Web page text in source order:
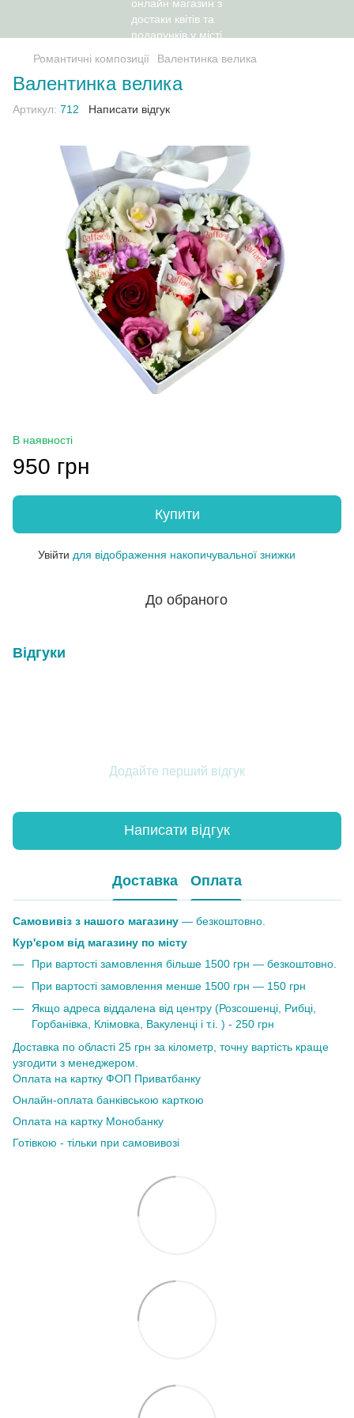
Романтичні композиції Валентинка велика
Валентинка велика
Артикул: 712 Написати відгук
В наявності
950 грн
Купити
Увійти для відображення накопичувальної знижки
До обраного
Відгуки
Додайте перший відгук
Написати відгук
Доставка Оплата
Самовивіз з нашого магазину — безкоштовно.
Кур'єром від магазину по місту
При вартості замовлення більше 1500 грн — безкоштовно.
При вартості замовлення менше 1500 грн — 150 грн
Якщо адреса віддалена від центру (Розсошенці, Рибці,
Горбанівка, Клімовка, Вакуленці і т.і. ) - 250 грн
Доставка по області 25 грн за кілометр, точну вартість краще
узгодити з менеджером.
Оплата на картку ФОП Приватбанку
Онлайн-оплата банківською карткою
Оплата на картку Монобанку
Готівкою - тільки при самовивозі